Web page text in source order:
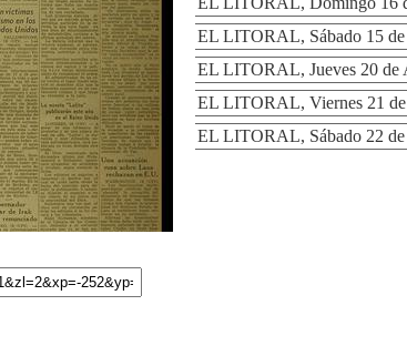
EL LITORAL, Sábado 15 de
EL LITORAL, Jueves 20 de
EL LITORAL, Viernes 21
EL LITORAL, Sábado 22 de